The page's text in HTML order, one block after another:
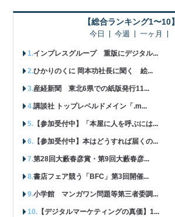
【総合ランキング1〜10】
今日 今週 一ヶ月
インプレスグループ 重版にデジタル...
ひかりのくに 岡本功社長に聞く 絵...
産経新聞 東北6県での紙版発行11...
講談社 トップレベルドメイン「.m...
【参加受付中】「本屋に人を呼ぶには...
【参加受付中】本はどうすれば届くの...
第28回大藪春彦賞・第9回大藪春彦...
書店フェア競う「BFC」第3回開催...
小学館 マンガワン問題等第三者委調...
【デジタルマーケティングの真価】1...